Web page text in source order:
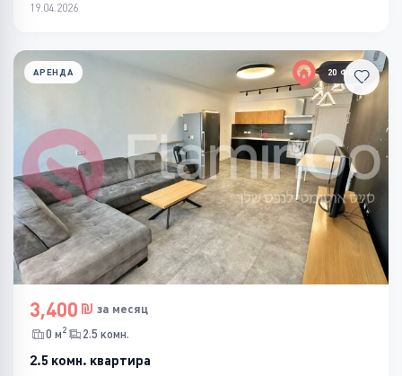
19.04.2026
20 ФОТО
АРЕНДА
3,400
за месяц
0 м2 2.5 комн.
2.5 комн. квартира